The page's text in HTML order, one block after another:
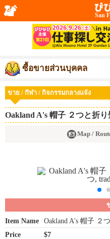
San
ซื้อขายส่วนบุคคล
ขาย / กีฬา / กิจกรรมกลางแจ้ง
Oakland A's 帽子 ２つと折
Map /
Item Name
Oakland A's 帽子 ２
Price
$7